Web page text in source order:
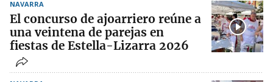
NAVARRA
El concurso de ajoarriero reúne a
una veintena de parejas en
fiestas de Estella-Lizarra 2026